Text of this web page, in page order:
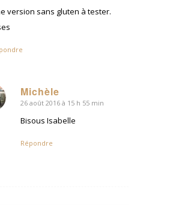
version sans gluten à tester.
Michèle
dit
26 août 2016 à 15 h 55 min
Bisous Isabelle
Répondre